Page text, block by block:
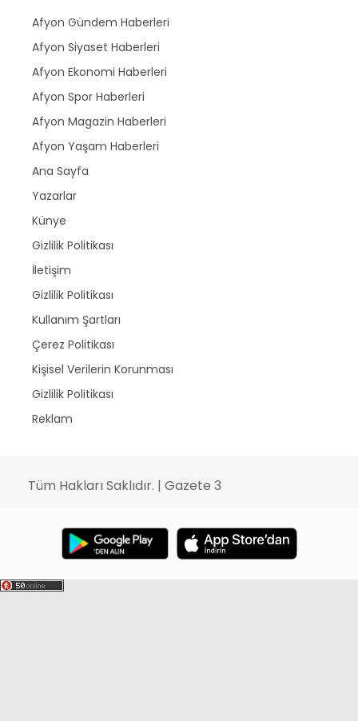
Afyon Gündem Haberleri
Afyon Siyaset Haberleri
Afyon Ekonomi Haberleri
Afyon Spor Haberleri
Afyon Magazin Haberleri
Afyon Yaşam Haberleri
Ana Sayfa
Yazarlar
Künye
Gizlilik Politikası
İletişim
Gizlilik Politikası
Kullanım Şartları
Çerez Politikası
Kişisel Verilerin Korunması
Gizlilik Politikası
Reklam
Tüm Hakları Saklıdır. | Gazete 3